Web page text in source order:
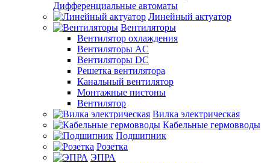
Дифференциальные автоматы
Линейный актуатор
Вентиляторы
Вентилятор охлаждения
Вентиляторы AC
Вентиляторы DC
Решетка вентилятора
Канальный вентилятор
Монтажные пистоны
Вентилятор
Вилка электрическая
Кабельные гермовводы
Подшипник
Розетка
ЭПРА